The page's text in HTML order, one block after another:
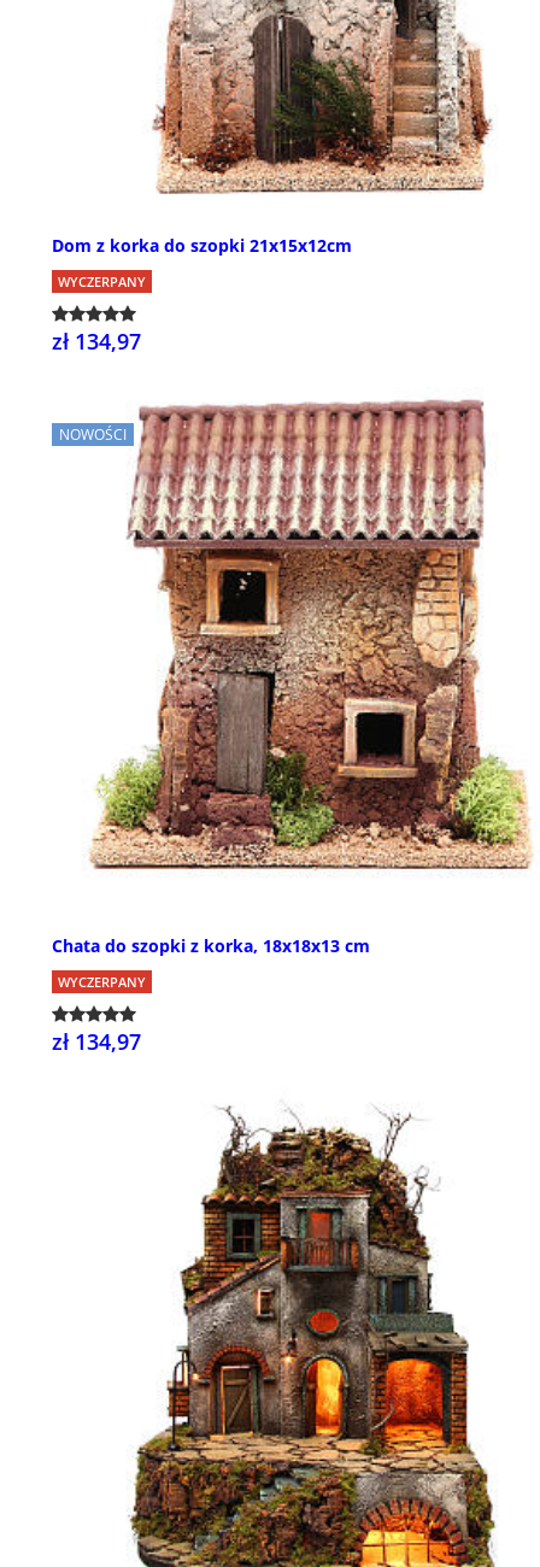
Dom z korka do szopki 21x15x12cm
WYCZERPANY
zł 134,97
NOWOŚCI
Chata do szopki z korka, 18x18x13 cm
WYCZERPANY
zł 134,97